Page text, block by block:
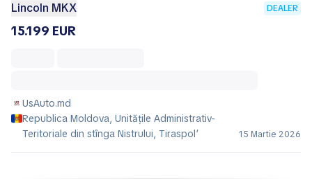
Lincoln MKX DEALER
15.199 EUR
UsAuto.md
Republica Moldova, Unitățile Administrativ-
Teritoriale din stînga Nistrului, Tiraspol’
15 Martie 2026